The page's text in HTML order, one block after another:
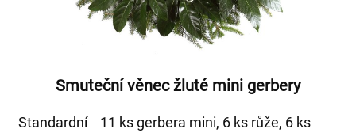
Smuteční věnec žluté mini gerbery
Standardní
11 ks gerbera mini, 6 ks růže, 6 ks